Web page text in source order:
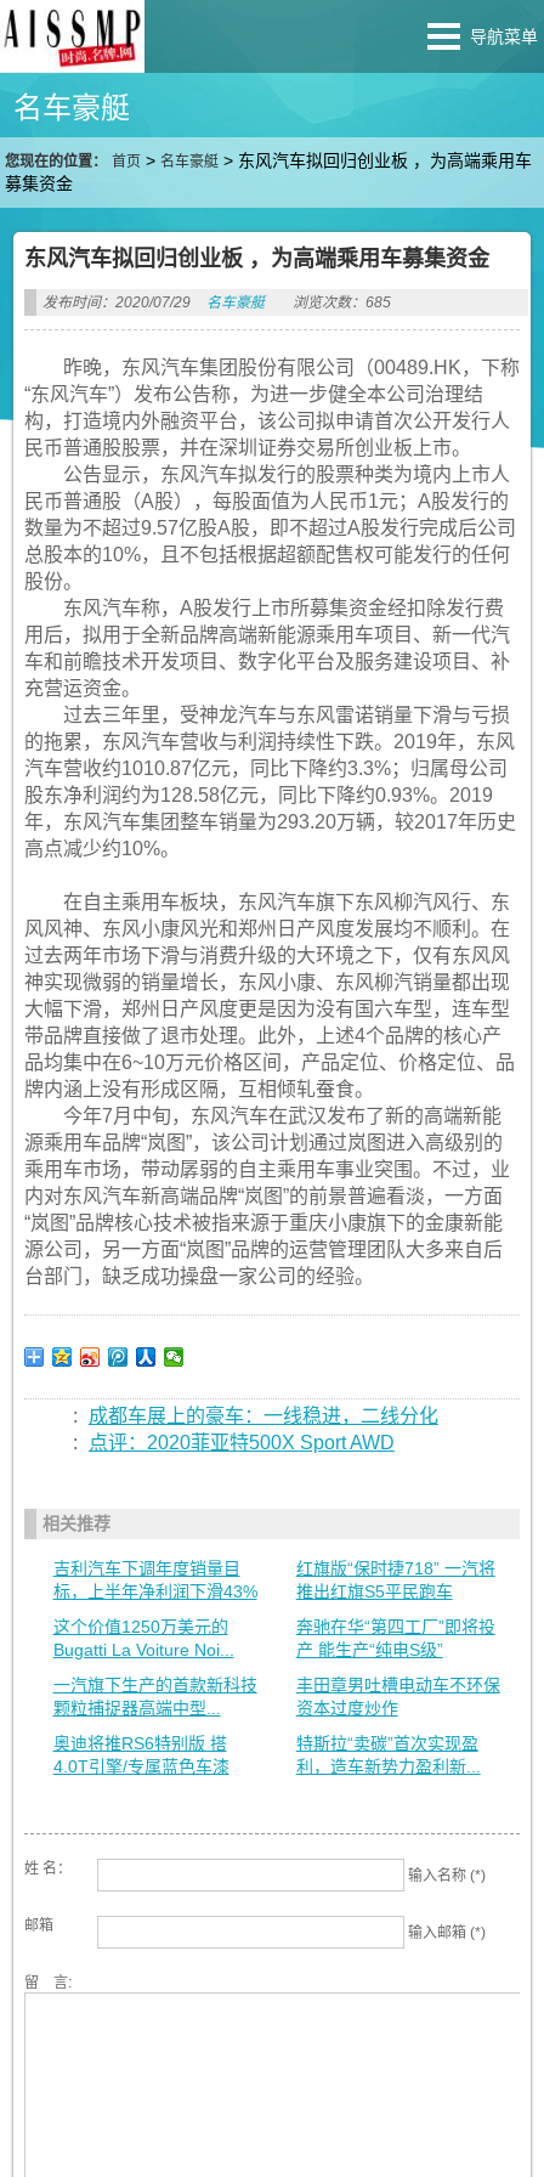
导航菜单
名车豪艇
您现在的位置： 首页 >名车豪艇 > 东风汽车拟回归创业板 ，为高端乘用车
募集资金
东风汽车拟回归创业板 ，为高端乘用车募集资金
发布时间：2020/07/29 名车豪艇 浏览次数：685
昨晚，东风汽车集团股份有限公司（00489.HK，下称
“东风汽车”）发布公告称，为进一步健全本公司治理结
构，打造境内外融资平台，该公司拟申请首次公开发行人
民币普通股股票，并在深圳证券交易所创业板上市。
公告显示，东风汽车拟发行的股票种类为境内上市人
民币普通股（A股），每股面值为人民币1元；A股发行的
数量为不超过9.57亿股A股，即不超过A股发行完成后公司
总股本的10%，且不包括根据超额配售权可能发行的任何
股份。
东风汽车称，A股发行上市所募集资金经扣除发行费
用后，拟用于全新品牌高端新能源乘用车项目、新一代汽
车和前瞻技术开发项目、数字化平台及服务建设项目、补
充营运资金。
过去三年里，受神龙汽车与东风雷诺销量下滑与亏损
的拖累，东风汽车营收与利润持续性下跌。2019年，东风
汽车营收约1010.87亿元，同比下降约3.3%；归属母公司
股东净利润约为128.58亿元，同比下降约0.93%。2019
年，东风汽车集团整车销量为293.20万辆，较2017年历史
高点减少约10%。
在自主乘用车板块，东风汽车旗下东风柳汽风行、东
风风神、东风小康风光和郑州日产风度发展均不顺利。在
过去两年市场下滑与消费升级的大环境之下，仅有东风风
神实现微弱的销量增长，东风小康、东风柳汽销量都出现
大幅下滑，郑州日产风度更是因为没有国六车型，连车型
带品牌直接做了退市处理。此外，上述4个品牌的核心产
品均集中在6~10万元价格区间，产品定位、价格定位、品
牌内涵上没有形成区隔，互相倾轧蚕食。
今年7月中旬，东风汽车在武汉发布了新的高端新能
源乘用车品牌“岚图”，该公司计划通过岚图进入高级别的
乘用车市场，带动孱弱的自主乘用车事业突围。不过，业
内对东风汽车新高端品牌“岚图”的前景普遍看淡，一方面
“岚图”品牌核心技术被指来源于重庆小康旗下的金康新能
源公司，另一方面“岚图”品牌的运营管理团队大多来自后
台部门，缺乏成功操盘一家公司的经验。
:
成都车展上的豪车：一线稳进，二线分化
:
点评：2020菲亚特500X Sport AWD
相关推荐
吉利汽车下调年度销量目
标，上半年净利润下滑43%
红旗版“保时捷718” 一汽将
推出红旗S5平民跑车
这个价值1250万美元的
Bugatti La Voiture Noi...
奔驰在华“第四工厂”即将投
产 能生产“纯电S级”
一汽旗下生产的首款新科技
颗粒捕捉器高端中型...
丰田章男吐槽电动车不环保
资本过度炒作
奥迪将推RS6特别版 搭
4.0T引擎/专属蓝色车漆
特斯拉“卖碳”首次实现盈
利，造车新势力盈利新...
姓 名： 输入名称 (*)
邮箱 输入邮箱 (*)
留 言: